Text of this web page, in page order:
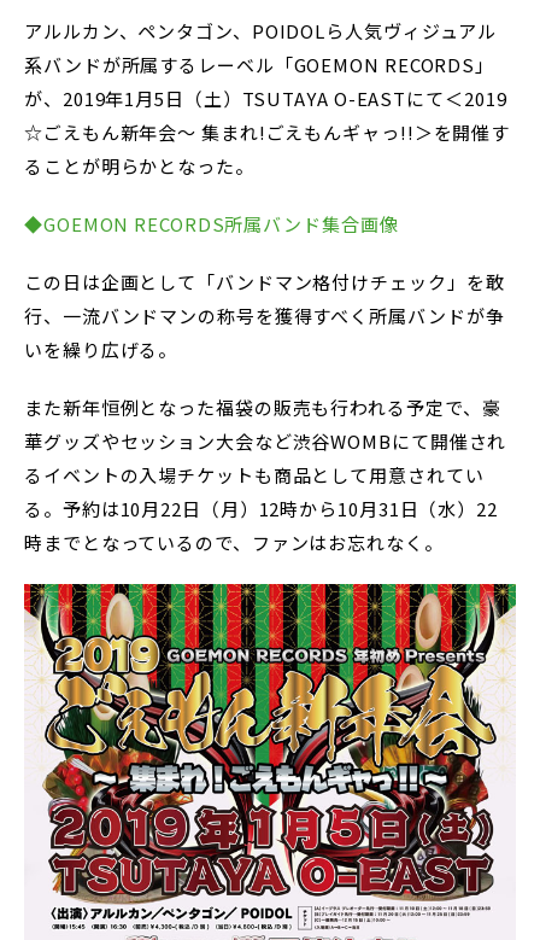
アルルカン、ペンタゴン、POIDOLら人気ヴィジュアル
系バンドが所属するレーベル「GOEMON RECORDS」
が、2019年1月5日（土）TSUTAYA O-EASTにて＜2019
☆ごえもん新年会〜 集まれ!ごえもんギャっ!!＞を開催す
ることが明らかとなった。
◆GOEMON RECORDS所属バンド集合画像
この日は企画として「バンドマン格付けチェック」を敢
行、一流バンドマンの称号を獲得すべく所属バンドが争
いを繰り広げる。
また新年恒例となった福袋の販売も行われる予定で、豪
華グッズやセッション大会など渋谷WOMBにて開催され
るイベントの入場チケットも商品として用意されてい
る。予約は10月22日（月）12時から10月31日（水）22
時までとなっているので、ファンはお忘れなく。